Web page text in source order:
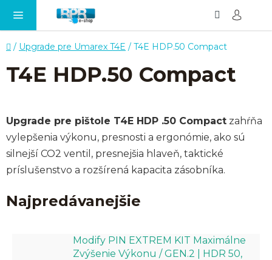
Domov
/ Upgrade pre Umarex T4E / T4E HDP.50 Compact
T4E HDP.50 Compact
Upgrade pre pištole T4E HDP .50 Compact zahŕňa
vylepšenia výkonu, presnosti a ergonómie, ako sú
silnejší CO2 ventil, presnejšia hlaveň, taktické
príslušenstvo a rozšírená kapacita zásobníka.
Najpredávanejšie
Modify PIN EXTREM KIT Maximálne
Zvýšenie Výkonu / GEN.2 | HDR 50,